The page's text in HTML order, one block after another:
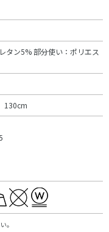
タン5% 部分使い：ポリエス
130cm
。